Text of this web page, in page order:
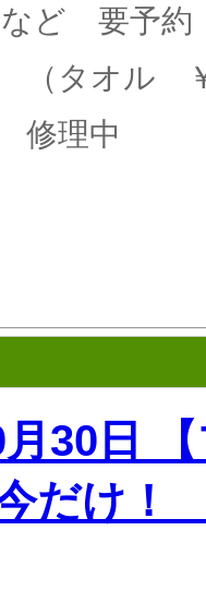
など 要予約
（タオル
修理中
30日
だけ！